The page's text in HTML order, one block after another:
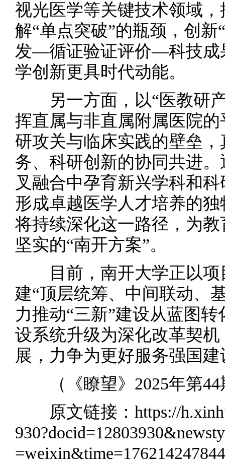
视光医学等关键技术领域
解“单点突破”的瓶颈，创
发—循证验证评价—科技成
学创新更具时代动能。
另一方面，以“医教研产
挥直属与非直属附属医院
研攻关与临床实践的壁垒
务、科研创新的协同共进
叉融合中孕育新兴学科和
形成卓越医学人才培养的
将持续深化这一路径，为
坚实的“南开方案”。
目前，南开大学正以项
建“顶层统筹、中间联动、
力推动“三新”建设从蓝图
设系统升级为深化改革契
展，力争为更好服务强国
（《瞭望》2025年第44
原文链接： https://